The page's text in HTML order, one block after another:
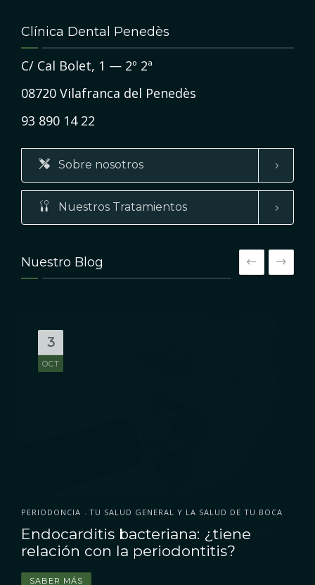
Clínica Dental Penedès
C/ Cal Bolet, 1 — 2º 2ª
08720 Vilafranca del Penedès
93 890 14 22
Sobre nosotros
Nuestros Tratamientos
Nuestro Blog
3
OCT
PERIODONCIA • TU SALUD GENERAL Y LA SALUD DE TU BOCA
Endocarditis bacteriana: ¿tiene
relación con la periodontitis?
SABER MÁS